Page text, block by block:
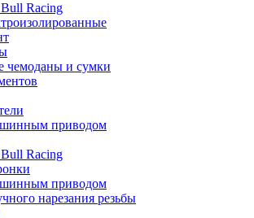
Racing
чемоданы и сумки
приводом
Racing
приводом
нарезания резьбы